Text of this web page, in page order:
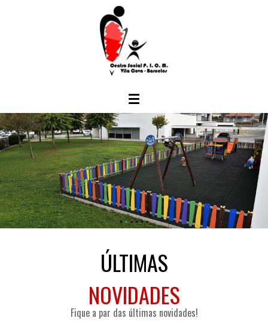
ÚLTIMAS
NOVIDADES
Fique a par das últimas novidades!